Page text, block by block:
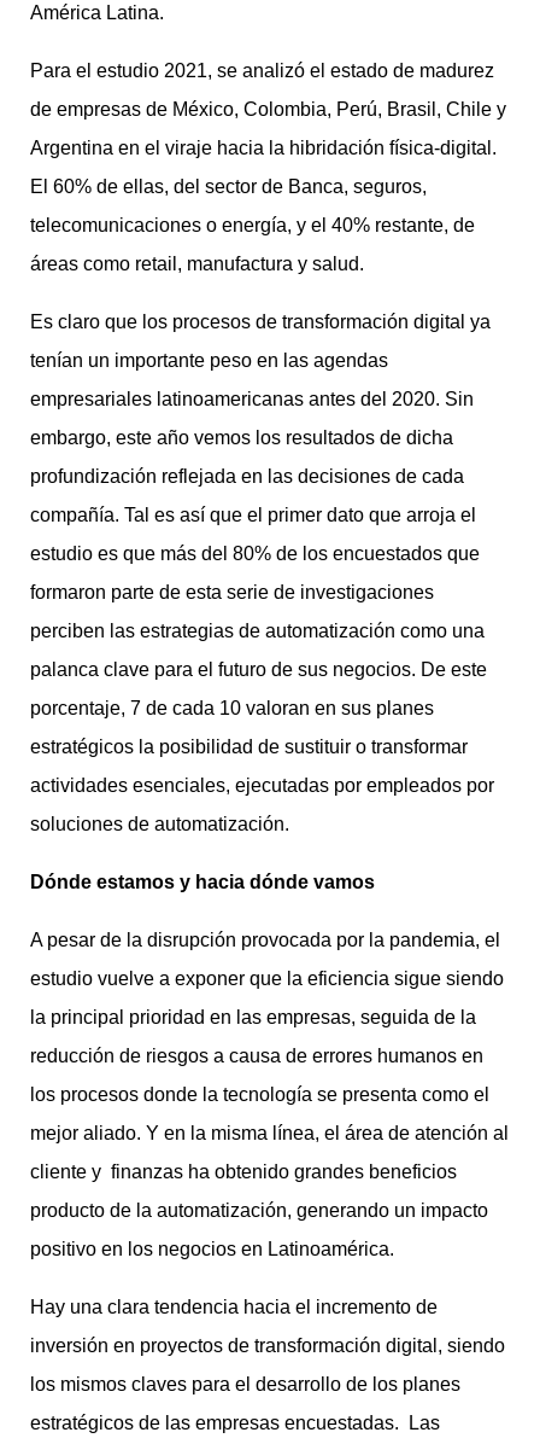
América Latina.
Para el estudio 2021, se analizó el estado de madurez
de empresas de México, Colombia, Perú, Brasil, Chile y
Argentina en el viraje hacia la hibridación física-digital.
El 60% de ellas, del sector de Banca, seguros,
telecomunicaciones o energía, y el 40% restante, de
áreas como retail, manufactura y salud.
Es claro que los procesos de transformación digital ya
tenían un importante peso en las agendas
empresariales latinoamericanas antes del 2020. Sin
embargo, este año vemos los resultados de dicha
profundización reflejada en las decisiones de cada
compañía. Tal es así que el primer dato que arroja el
estudio es que más del 80% de los encuestados que
formaron parte de esta serie de investigaciones
perciben las estrategias de automatización como una
palanca clave para el futuro de sus negocios. De este
porcentaje, 7 de cada 10 valoran en sus planes
estratégicos la posibilidad de sustituir o transformar
actividades esenciales, ejecutadas por empleados por
soluciones de automatización.
Dónde estamos y hacia dónde vamos
A pesar de la disrupción provocada por la pandemia, el
estudio vuelve a exponer que la eficiencia sigue siendo
la principal prioridad en las empresas, seguida de la
reducción de riesgos a causa de errores humanos en
los procesos donde la tecnología se presenta como el
mejor aliado. Y en la misma línea, el área de atención al
cliente y finanzas ha obtenido grandes beneficios
producto de la automatización, generando un impacto
positivo en los negocios en Latinoamérica.
Hay una clara tendencia hacia el incremento de
inversión en proyectos de transformación digital, siendo
los mismos claves para el desarrollo de los planes
estratégicos de las empresas encuestadas. Las